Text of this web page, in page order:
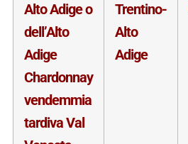
Alto Adige o
dell’Alto
Adige
Chardonnay
vendemmia
tardiva Val
Trentino-
Alto
Adige